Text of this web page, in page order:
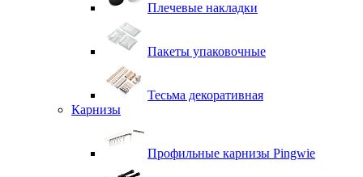
Плечевые накладки
Пакеты упаковочные
Тесьма декоративная
Карнизы
Профильные карнизы Pingwie